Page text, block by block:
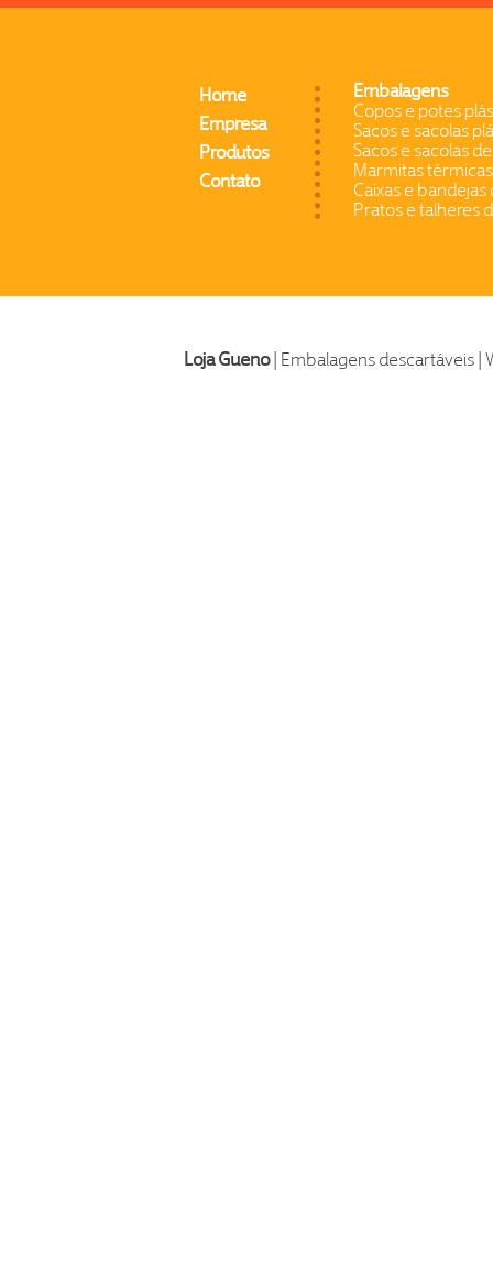
Home
Empresa
Produtos
Contato
Embalagens
Copos e potes
Sacos e sacolas
Sacos e sacolas
Marmitas térmicas
Caixas e
Pratos e talheres
Loja Gueno| Embalagens descartáveis |